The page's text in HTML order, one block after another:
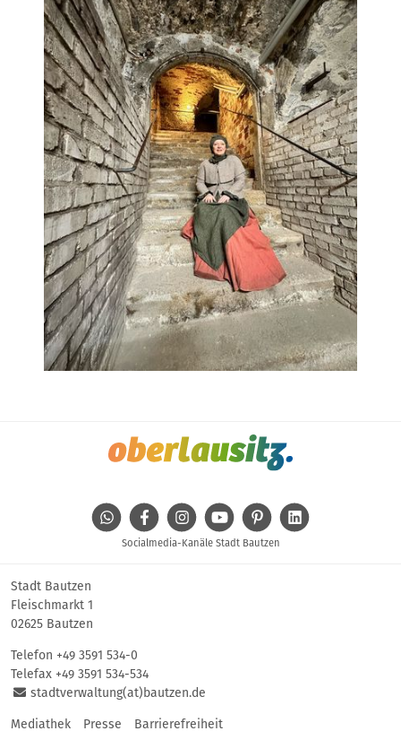
WhatsAppFacebookInstagramYoutube Pinterest
Socialmedia-Kanäle Stadt Bautzen
Stadt Bautzen
Fleischmarkt 1
02625 Bautzen
Telefon +49 3591 534-0
Telefax +49 3591 534-534
stadtverwaltung(at)bautzen.de
Mediathek Presse Barrierefreiheit